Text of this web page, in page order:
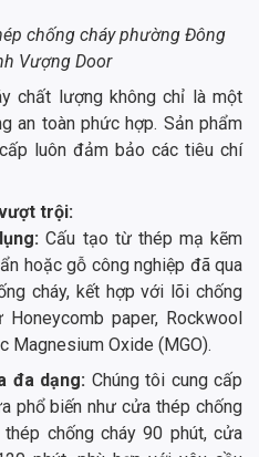
chống cháy phường Đông
Vượng Door
chất lượng không chỉ là một
an toàn phức hợp. Sản phẩm
luôn đảm bảo các tiêu chí
trội:
Cấu tạo từ thép mạ kẽm
hoặc gỗ công nghiệp đã qua
cháy, kết hợp với lõi chống
paper, Rockwool
Magnesium Oxide (MGO).
đa dạng: Chúng tôi cung cấp
phổ biến như cửa thép chống
chống cháy 90 phút, cửa